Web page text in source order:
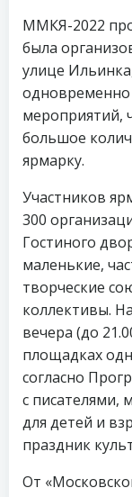
ММКЯ-2022
была
улице
мероприятий,
большое
ярмарку.
Участников
300
Гостиного
маленькие,
творческие
коллективы.
вечера (до
площадках
согласно
с писателями,
для детей и
праздник
От